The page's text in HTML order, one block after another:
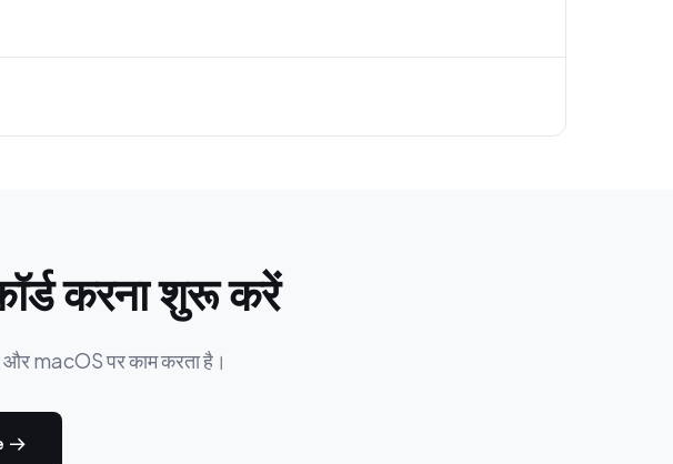
करना शुरू करें
macOS पर काम करता है।
→